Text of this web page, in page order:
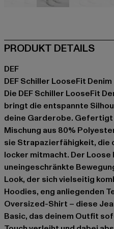
PRODUKT DETAILS
DEF
DEF Schiller LooseFit Denim
Die DEF Schiller LooseFit
bringt die entspannte
deine Garderobe.
Mischung aus 80%
sie Strapazierfähigkeit, die
locker mitmacht. Der
uneingeschränkte
Look, der sich vielseitig
Hoodies, eng anliegenden
Oversized-Shirt – diese
Basic, das deinem Outfit